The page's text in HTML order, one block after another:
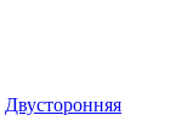
Двусторонняя